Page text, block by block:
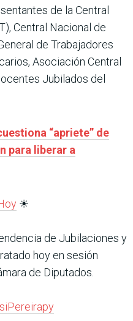
de la Central
Central Nacional de
de Trabajadores
Asociación Central
Jubilados del
“apriete” de
para liberar a
☀
de Jubilaciones y
hoy en sesión
de Diputados.